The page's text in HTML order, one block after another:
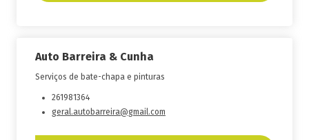
Auto Barreira & Cunha
Serviços de bate-chapa e pinturas
261981364
geral.autobarreira@gmail.com